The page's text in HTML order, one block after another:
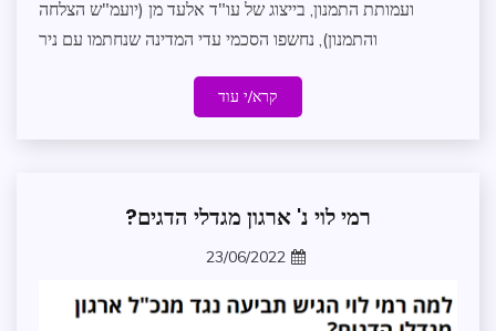
עדכונים
על
העמותה
ועמותת התמנון, בייצוג של עו"ד אלעד מן (יועמ"ש הצלחה
והתמנון), נחשפו הסכמי עדי המדינה שנחתמו עם ניר
קרא/י עוד
חדשות
המשפט
רמי לוי נ' ארגון מגדלי הדגים?
23/06/2022